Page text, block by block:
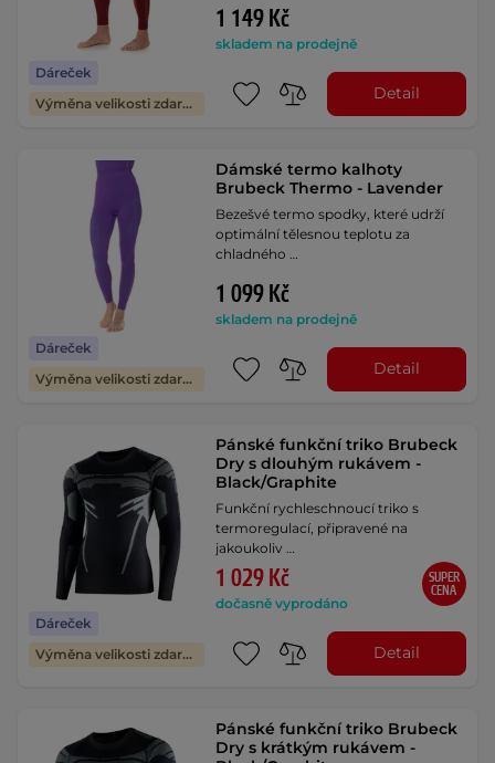
Dáreček
Výměna velikosti zdarma
1 149 Kč
skladem na prodejně
Detail
Dáreček
Výměna velikosti zdarma
Dámské termo kalhoty
Brubeck Thermo - Lavender
Bezešvé termo spodky, které udrží
optimální tělesnou teplotu za
chladného …
1 099 Kč
skladem na prodejně
Detail
Dáreček
Výměna velikosti zdarma
Pánské funkční triko Brubeck
Dry s dlouhým rukávem -
Black/Graphite
Funkční rychleschnoucí triko s
termoregulací, připravené na
jakoukoliv …
1 029 Kč
dočasně vyprodáno
SUPER
CENA
Detail
Pánské funkční triko Brubeck
Dry s krátkým rukávem -